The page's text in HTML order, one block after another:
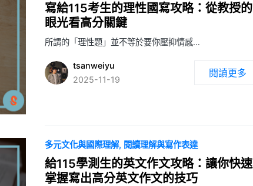
寫給115考生的理性國寫攻略：從教授的
眼光看高分關鍵
所謂的「理性題」並不等於要你壓抑情感…
tsanweiyu
2025-11-19
閱讀更多
多元文化與國際理解 閱讀理解與寫作表達
給115學測生的英文作文攻略：讓你快速
掌握寫出高分英文作文的技巧